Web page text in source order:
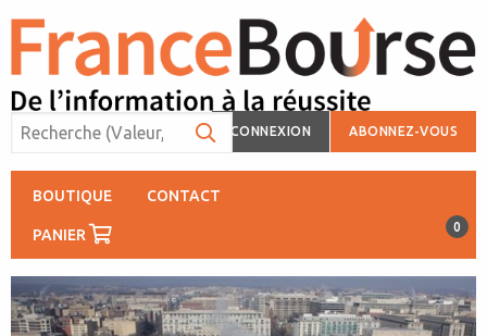
CONNEXION ABONNEZ-VOUS
BOUTIQUE CONTACT
PANIER 0